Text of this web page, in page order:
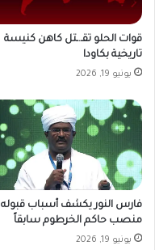
قوات الحلو تقـ.ـتل كاهن كنيسة
تاريخية بكاودا
يونيو 19, 2026
فارس النور يكشف أسباب قبوله
منصب حاكم الخرطوم سابقاً
يونيو 19, 2026